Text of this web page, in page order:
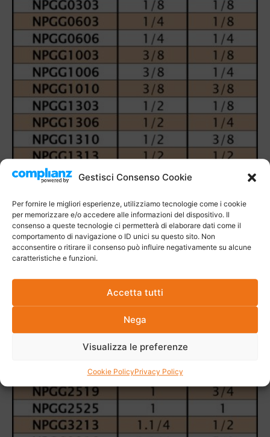
Gestisci Consenso Cookie
Per fornire le migliori esperienze, utilizziamo tecnologie come i cookie
per memorizzare e/o accedere alle informazioni del dispositivo. Il
consenso a queste tecnologie ci permetterà di elaborare dati come il
comportamento di navigazione o ID unici su questo sito. Non
acconsentire o ritirare il consenso può influire negativamente su alcune
caratteristiche e funzioni.
Accetta tutti
Nega
Visualizza le preferenze
Cookie PolicyPrivacy Policy